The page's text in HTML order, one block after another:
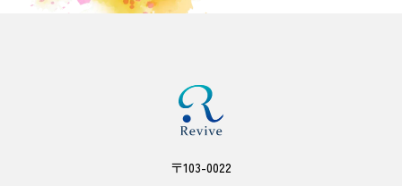
〒103-0022